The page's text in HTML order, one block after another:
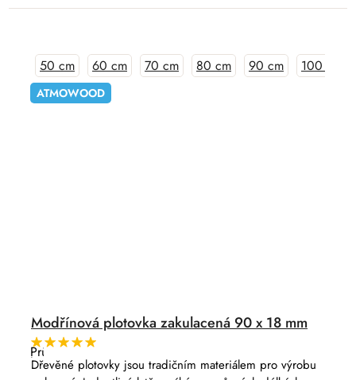
ATMOWOOD
Modřínová plotovka zakulacená 90 x 18 mm
Průměrné
hodnocení
produktu
Dřevěné plotovky jsou tradičním materiálem pro výrobu
50 cm 60 cm 70 cm 80 cm 90 cm 100 cm